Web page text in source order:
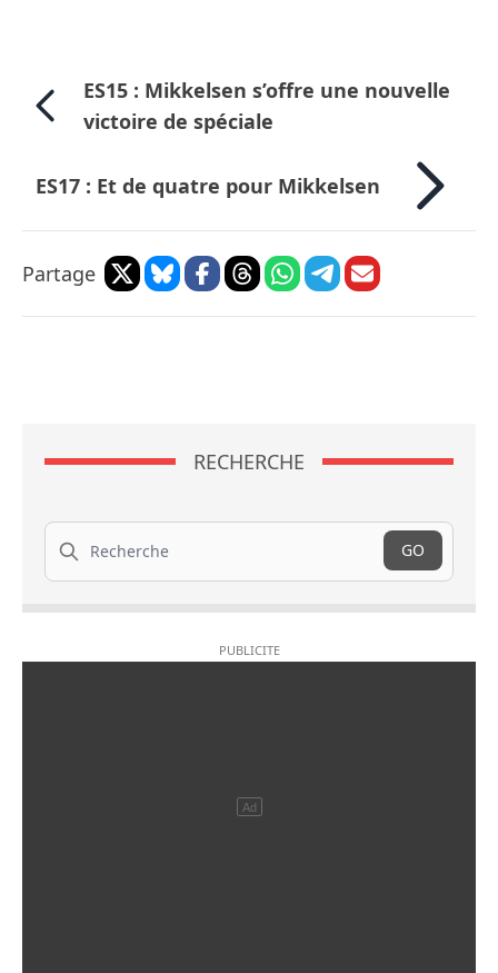
ES15 : Mikkelsen s’offre une nouvelle
victoire de spéciale
ES17 : Et de quatre pour Mikkelsen
Partage
RECHERCHE
Recherche
GO